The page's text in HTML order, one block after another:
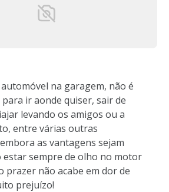
na garagem, não é
ir aonde quiser, sair de
levando os amigos ou a
entre várias outras
as vantagens sejam
estar sempre de olho no motor
prazer não acabe em dor de
prejuízo!